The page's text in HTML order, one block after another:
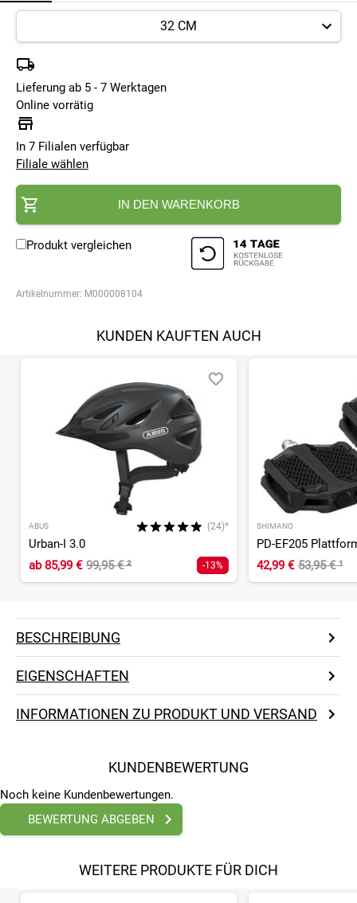
Lieferung ab 5 - 7 Werktagen
Online vorrätig
In 7 Filialen verfügbar
Filiale wählen
IN DEN WARENKORB
Produkt vergleichen
Artikelnummer: M000008104
KUNDEN KAUFTEN AUCH
ABUS (24)*
Urban-I 3.0
ab85,99 € 99,95 €² -13%
SHIMANO
PD-EF205
42,99 € 53,95 €¹
BESCHREIBUNG
EIGENSCHAFTEN
INFORMATIONEN ZU PRODUKT UND VERSAND
KUNDENBEWERTUNG
Noch keine Kundenbewertungen.
BEWERTUNG ABGEBEN
WEITERE PRODUKTE FÜR DICH